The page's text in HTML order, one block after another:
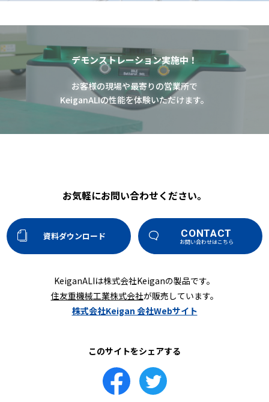
デモンストレーション実施中！
お客様の現場や最寄りの営業所で
KeiganALIの性能を体験いただけます。
お気軽にお問い合わせください。
資料ダウンロード CONTACT
お問い合わせはこちら
KeiganALIは株式会社Keiganの製品です。
住友重機械工業株式会社が販売しています。
株式会社Keigan 会社Webサイト
このサイトをシェアする